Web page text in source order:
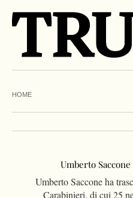
HOME
Umberto
Umberto Saccone ha
Carabinieri, di cui 25